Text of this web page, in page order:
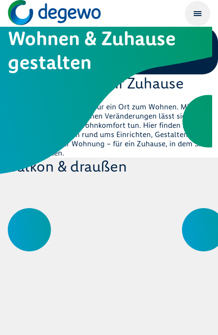
Wohnen & Zuhause
gestalten
Inspiration für Ihr Zuhause
Ein Zuhause ist mehr als nur ein Ort zum Wohnen. Mit
kleinen Ideen und einfachen Veränderungen lässt sich viel
für Atmosphäre und Wohnkomfort tun. Hier finden Sie
Tipps und Inspiration rund ums Einrichten, Gestalten und
den Alltag in Ihrer Wohnung – für ein Zuhause, in dem Sie
sich wohlfühlen.
Balkon & draußen